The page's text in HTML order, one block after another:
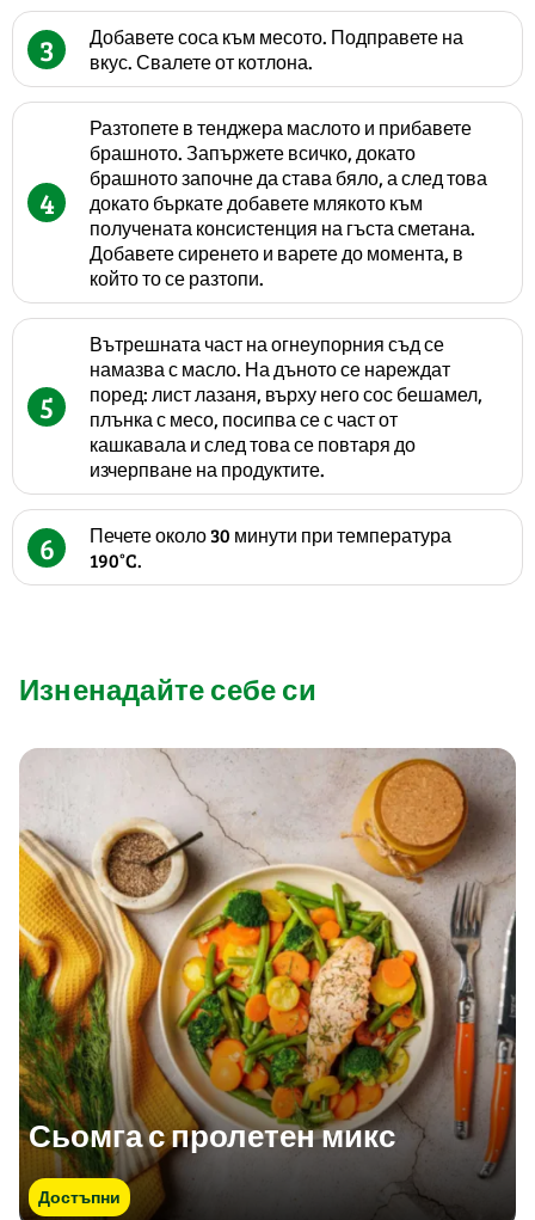
3
Добавете соса към месото. Подправете на
вкус. Свалете от котлона.
4
Разтопете в тенджера маслото и прибавете
брашното. Запържете всичко, докато
брашното започне да става бяло, а след това
докато бъркате добавете млякото към
получената консистенция на гъста сметана.
Добавете сиренето и варете до момента, в
който то се разтопи.
5
Вътрешната част на огнеупорния съд се
намазва с масло. На дъното се нареждат
поред: лист лазаня, върху него сос бешамел,
плънка с месо, посипва се с част от
кашкавала и след това се повтаря до
изчерпване на продуктите.
6
Печете около 30 минути при температура
190°C.
Изненадайте себе си
Сьомга с пролетен микс
Достъпни